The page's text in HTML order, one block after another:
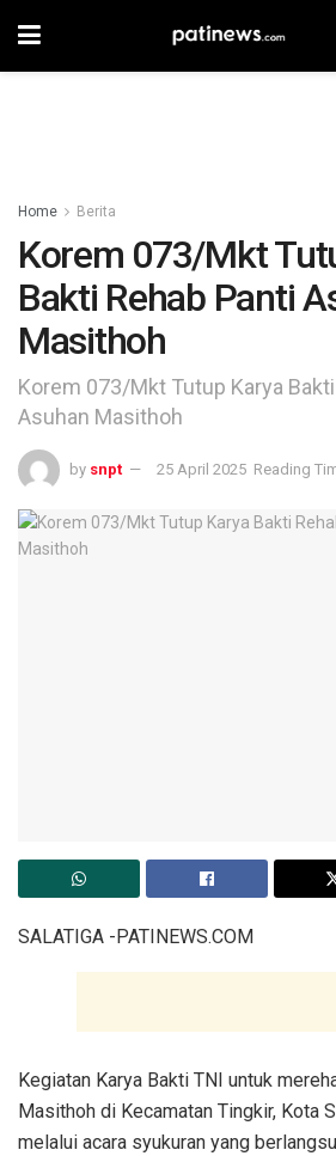
Home Berita
Korem 073/Mkt
Bakti Rehab Panti
Masithoh
Korem 073/Mkt Tutup Karya
Asuhan Masithoh
by snpt 25 April 2025 Reading
SALATIGA -PATINEWS.COM
Kegiatan Karya Bakti TNI untuk
Masithoh di Kecamatan Tingkir, Kota
melalui acara syukuran yang